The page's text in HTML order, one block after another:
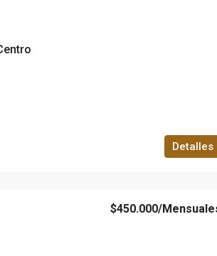
Detalles
$450.000/